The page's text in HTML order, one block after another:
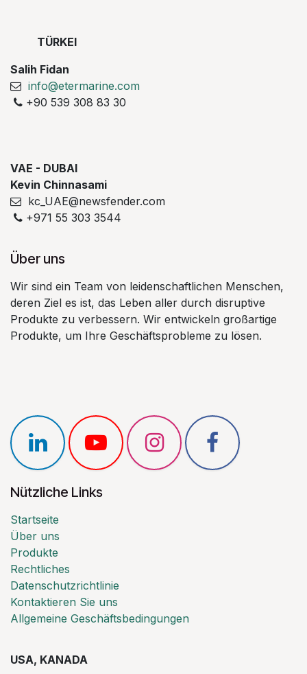
TÜRKEI
Salih Fidan
info@etermarine.com
+90 539 308 83 30
VAE - DUBAI
Kevin Chinnasami
kc_UAE@newsfender.com
+971 55 303 3544
Über uns
Wir sind ein Team von leidenschaftlichen Menschen,
deren Ziel es ist, das Leben aller durch disruptive
Produkte zu verbessern. Wir entwickeln großartige
Produkte, um Ihre Geschäftsprobleme zu lösen.
Nützliche Links
Startseite
Über uns
Produkte
Rechtliches
Datenschutzrichtlinie
Kontaktieren Sie uns
Allgemeine Geschäftsbedingungen
USA, KANADA